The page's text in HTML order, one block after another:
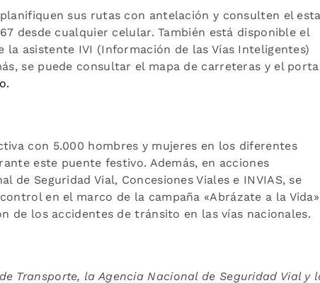
sus rutas con antelación y consulten el
desde cualquier celular. También está disponible el
la asistente IVI (Información de las Vías Inteligentes)
se puede consultar el mapa de carreteras y el
con 5.000 hombres y mujeres en los diferentes
este puente festivo. Además, en acciones
de Seguridad Vial, Concesiones Viales e INVIAS, se
en el marco de la campaña «Abrázate a la
de los accidentes de tránsito en las vías nacionales.
Transporte, la Agencia Nacional de Seguridad Vial y